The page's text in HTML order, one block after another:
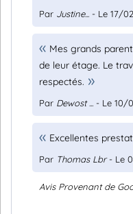
Par Justine... - Le 17/
Mes grands
de leur étage. Le
respectés.
Par Dewost ... - Le 10/
Excellentes
Par Thomas Lbr- Le
Avis Provenant de